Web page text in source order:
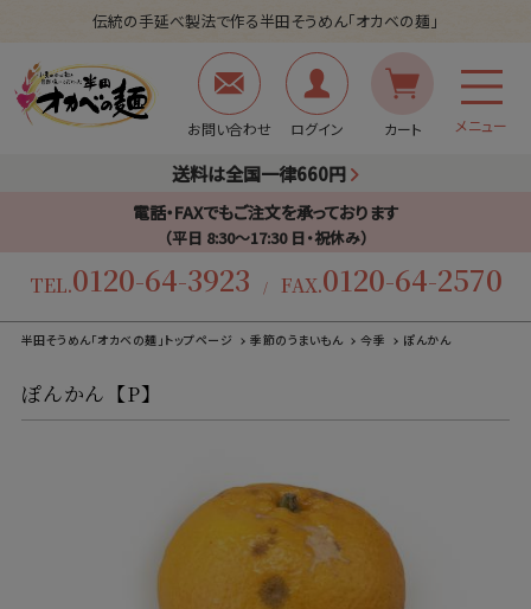
伝統の手延べ製法で作る半田そうめん「オカベの麺」
お問い合わせ ログイン カート メニュー
送料は全国一律660円
電話・FAXでもご注文を承っております
（平日 8:30〜17:30 日・祝休み）
TEL.0120-64-3923 / FAX.0120-64-2570
半田そうめん「オカベの麺」トップページ 季節のうまいもん 今季 ぽんかん
ぽんかん【P】